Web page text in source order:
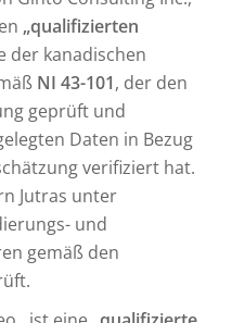
„qualifizierten
der kanadischen
NI 43-101, der den
geprüft und
Daten in Bezug
verifiziert hat.
Jutras unter
und
gemäß den